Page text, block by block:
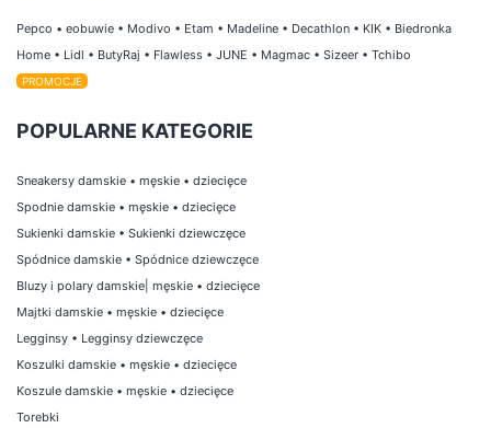
Pepco • eobuwie • Modivo • Etam • Madeline • Decathlon • KIK • Biedronka
Home • Lidl • ButyRaj • Flawless • JUNE • Magmac • Sizeer • Tchibo
PROMOCJE
POPULARNE KATEGORIE
Sneakersy damskie • męskie • dziecięce
Spodnie damskie • męskie • dziecięce
Sukienki damskie • Sukienki dziewczęce
Spódnice damskie • Spódnice dziewczęce
Bluzy i polary damskie męskie • dziecięce
Majtki damskie • męskie • dziecięce
Legginsy • Legginsy dziewczęce
Koszulki damskie • męskie • dziecięce
Koszule damskie • męskie • dziecięce
Torebki